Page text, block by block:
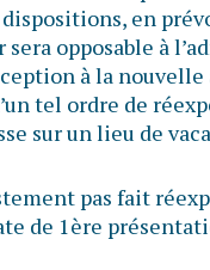
en
opposable à
à la nouvelle
tel ordre de
sur un lieu de
pas fait
de 1ère